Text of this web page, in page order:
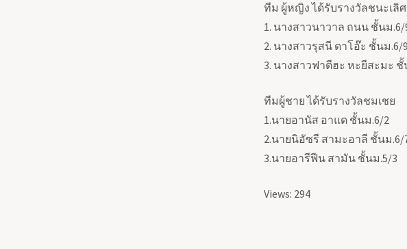
ทีม ผู้หญิง ได้รับรางวัลชนะเลิ
1. นางสาวนาวาล ถนน ชั้นม.6/
2. นางสาวรุสนี ดาโอ๊ะ ชั้นม.6/9
3. นางสาวฟาตีฮะ หะยีสะมะ ชั้
ทีมผู้ชาย ได้รับรางวัลชมเชย
1.นายอานัส อาแด ชั้นม.6/2
2.นายนิอัซรี สามะอาลี ชั้นม.6/
3.นายอารีฟีน สามัน ชั้นม.5/3
Views: 294